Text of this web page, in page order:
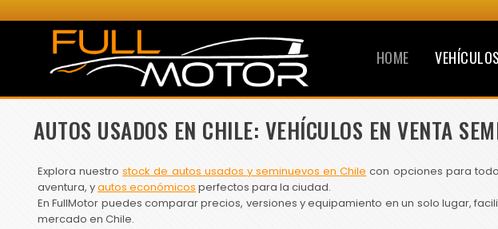
HOME
AUTOS USADOS EN CHILE: VEHÍCULOS EN VENTA
Explora nuestrostock de autos usados y seminuevos en Chile con opciones para
aventura, yautos económicos perfectos para la ciudad.
En FullMotor puedes comparar precios, versiones y equipamiento en un solo lugar,
mercado en Chile.